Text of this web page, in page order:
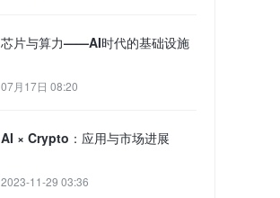
芯片与算力——AI时代的基础设施
07月17日 08:20
AI × Crypto：应用与市场进展
2023-11-29 03:36